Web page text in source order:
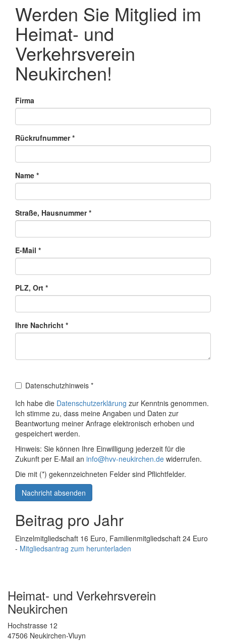
Werden Sie Mitglied im
Heimat- und
Verkehrsverein
Neukirchen!
Firma
Rückrufnummer*
Name *
Straße, Hausnummer*
E-Mail *
PLZ, Ort *
Ihre Nachricht *
Datenschutzhinweis *
Ich habe die Datenschutzerklärung zur Kenntnis genommen.
Ich stimme zu, dass meine Angaben und Daten zur
Beantwortung meiner Anfrage elektronisch erhoben und
gespeichert werden.
Hinweis: Sie können Ihre Einwilligung jederzeit für die
Zukunft per E-Mail an info@hvv-neukirchen.de widerrufen.
Die mit (*) gekennzeichneten Felder sind Pflichtfelder.
Nachricht absenden
Beitrag pro Jahr
Einzelmitgliedschaft 16 Euro, Familienmitgliedschaft 24 Euro
- Mitgliedsantrag zum herunterladen
Heimat- und Verkehrsverein
Neukirchen
Hochstrasse 12
47506 Neukirchen-Vluyn